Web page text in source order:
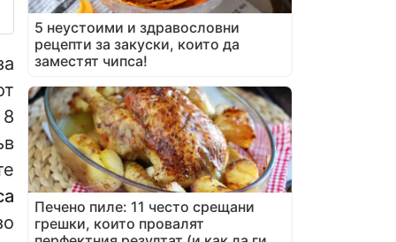
5 неустоими и здравословни
рецепти за закуски, които да
заместят чипса!
Печено пиле: 11 често срещани
грешки, които провалят